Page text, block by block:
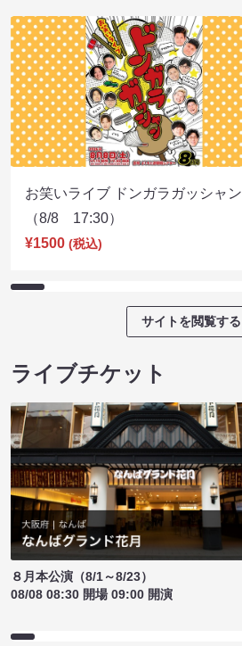
お笑いライブ ドンガラガッシャン
（8/8 17:30）
¥1500 (税込)
サイトを閲覧する
ライブチケット
８月本公演（8/1～8/23）
08/08 08:30 開場 09:00 開演